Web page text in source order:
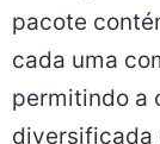
pacote
cada uma
permitindo a
diversificada